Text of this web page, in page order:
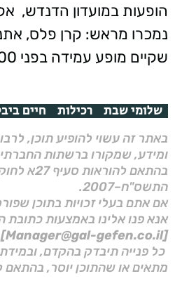
הופעות במועדון הדנדש,
נמכרו מראש: קרן פלס,
שקיים מופע עמידה בפני 1,000 איש.
שלומי שבת רכילות חיים
באתר זה עשוי להופיע תוכן,
ומידע, שמקורו ברשתות
בהתאם
התשס"ח–2007.
אם אתם בעלי זכויות בתוכן
אנא פנו אלינו באמצעות כתובת
[Manager@gal-gefen.co.il]
כל פנייה תיבדק בהקדם,
מתאים או שהתוכן יוסר, בהתאם